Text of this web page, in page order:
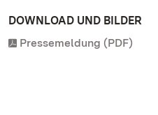
DOWNLOAD UND BILDER
Pressemeldung (PDF)